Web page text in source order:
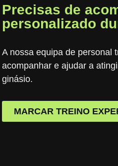
Precisas de
personalizado
A nossa equipa de personal
acompanhar e ajudar a
ginásio.
MARCAR TREINO